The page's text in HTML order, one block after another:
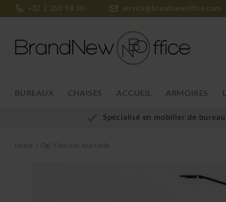
+32 2 310 98 30 service@brandnewoffice.com
BUREAUX CHAISES ACCUEIL ARMOIRES
Spécialisé en mobilier de bureau
Home Ogi Y bureau ajustable